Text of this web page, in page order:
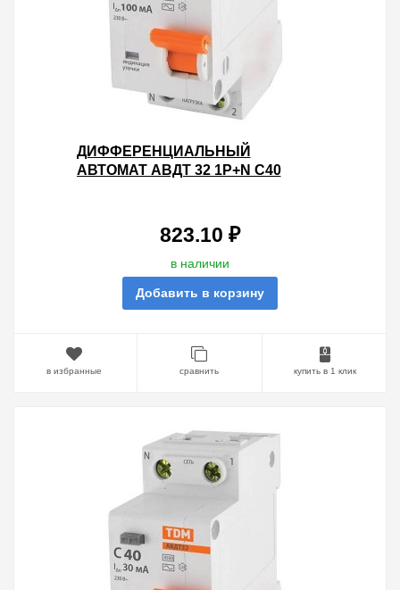
ДИФФЕРЕНЦИАЛЬНЫЙ
АВТОМАТ АВДТ 32 1P+N C40
823.10 ₽
в наличии
Добавить в корзину
в избранные сравнить купить в 1 клик